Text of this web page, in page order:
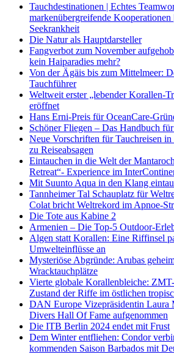
Tauchdestinationen | Echtes
markenübergreifende Kooperationen
Seekrankheit
Die Natur als Hauptdarsteller
Fangverbot zum November
kein Haiparadies mehr?
Von der Ägäis bis zum Mittelmeer:
Tauchführer
Weltweit erster „lebender Korallen-
eröffnet
Hans Erni-Preis für OceanCare-
Schöner Fliegen – Das Handbuch
Neue Vorschriften für Tauchreisen
zu Reiseabsagen
Eintauchen in die Welt der
Retreat“- Experience im
Mit Suunto Aqua in den Klang
Tannheimer Tal Schauplatz für
Colat bricht Weltrekord im Apnoe-
Die Tote aus Kabine 2
Armenien – Die Top-5 Outdoor-
Algen statt Korallen: Eine Riffinsel
Umwelteinflüsse an
Mysteriöse Abgründe: Arubas
Wracktauchplätze
Vierte globale Korallenbleiche:
Zustand der Riffe im östlichen
DAN Europe Vizepräsidentin Laura
Divers Hall Of Fame aufgenommen
Die ITB Berlin 2024 endet mit Frust
Dem Winter entfliehen: Condor
kommenden Saison Barbados mit